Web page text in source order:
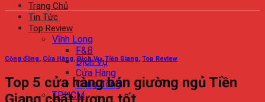
Trang Chủ
Tin Tức
Top Review
Vĩnh Long
F&B
Dịch Vụ
Cửa Hàng
Cộng đồng
TPHCM
Cộng đồng, Cửa Hàng,Dịch Vụ,Tiền Giang, Top Review
Top 5 cửa hàng bán giường ngủ Tiền